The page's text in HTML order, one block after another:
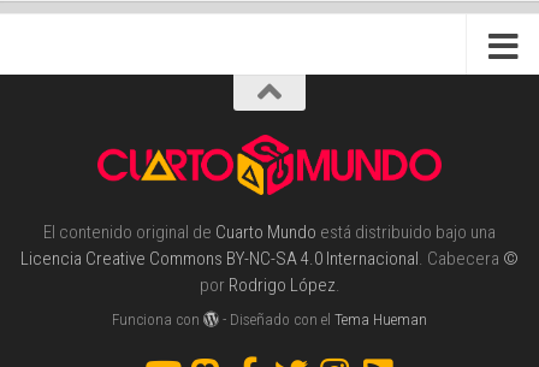
El contenido original de Cuarto Mundo está distribuido bajo una
Licencia Creative Commons BY-NC-SA 4.0 Internacional. Cabecera ©
por Rodrigo López.
Funciona con - Diseñado con elTema Hueman